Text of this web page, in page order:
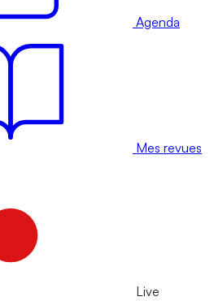
Agenda
Mes revues
Live